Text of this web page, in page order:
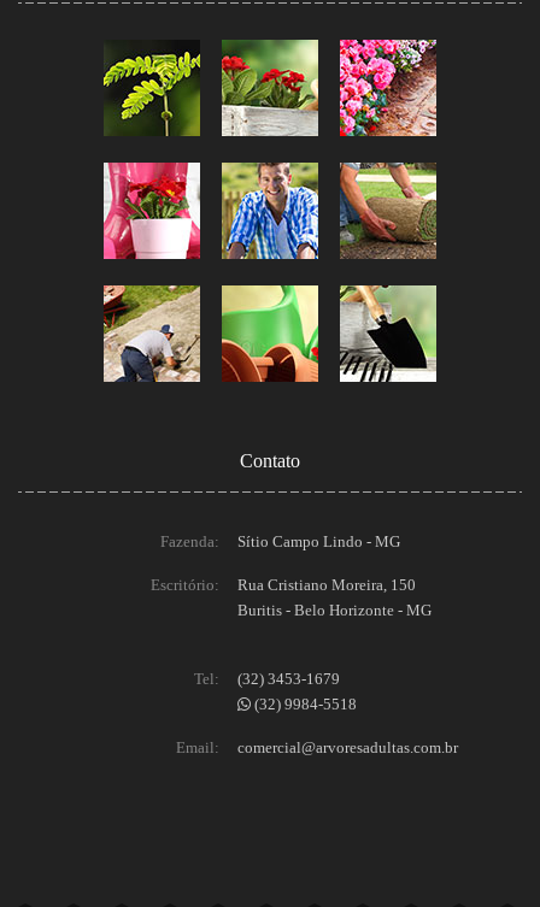
Contato
Fazenda: Sítio Campo Lindo - MG
Escritório:
Rua Cristiano Moreira, 150
Buritis - Belo Horizonte - MG
Tel:
(32) 3453-1679
(32) 9984-5518
Email: comercial@arvoresadultas.com.br